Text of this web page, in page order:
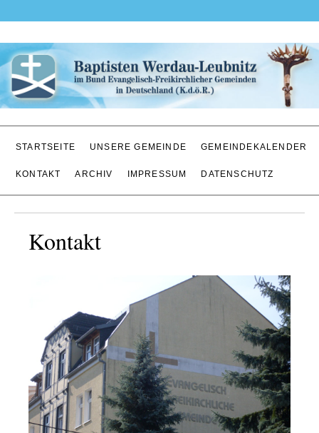
STARTSEITE UNSERE GEMEINDE GEMEINDEKALENDER
KONTAKT ARCHIV IMPRESSUM DATENSCHUTZ
Kontakt